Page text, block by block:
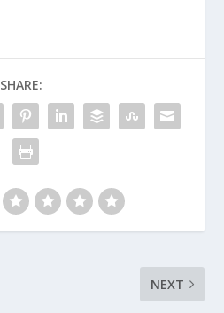
SHARE:
NEXT